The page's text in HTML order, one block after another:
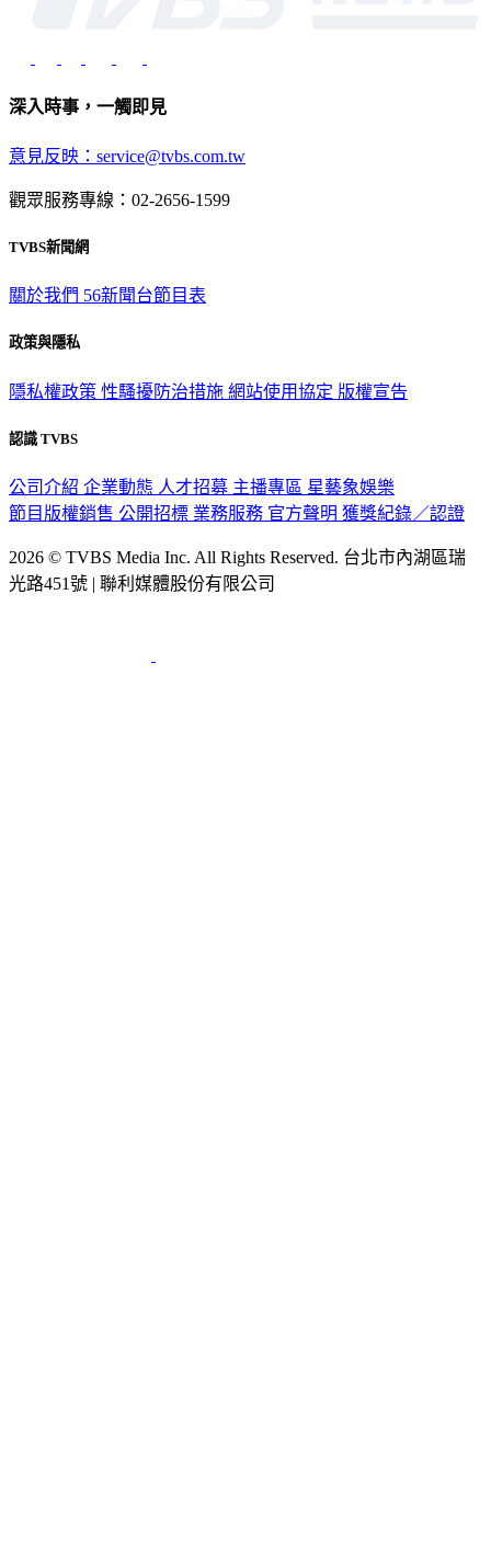
深入時事，一觸即見
意見反映：service@tvbs.com.tw
觀眾服務專線：02-2656-1599
TVBS新聞網
關於我們 56新聞台節目表
政策與隱私
隱私權政策 性騷擾防治措施 網站使用協定 版權宣告
認識 TVBS
公司介紹 企業動態 人才招募 主播專區 星藝象娛樂
節目版權銷售 公開招標 業務服務 官方聲明 獲獎紀錄／認證
2026 © TVBS Media Inc. All Rights Reserved. 台北市內湖區瑞
光路451號 | 聯利媒體股份有限公司